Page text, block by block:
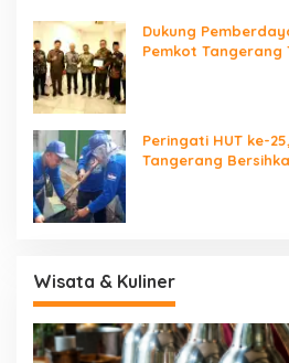
Dukung
Pemkot Tangerang
Peringati HUT ke-
Tangerang
Wisata & Kuliner